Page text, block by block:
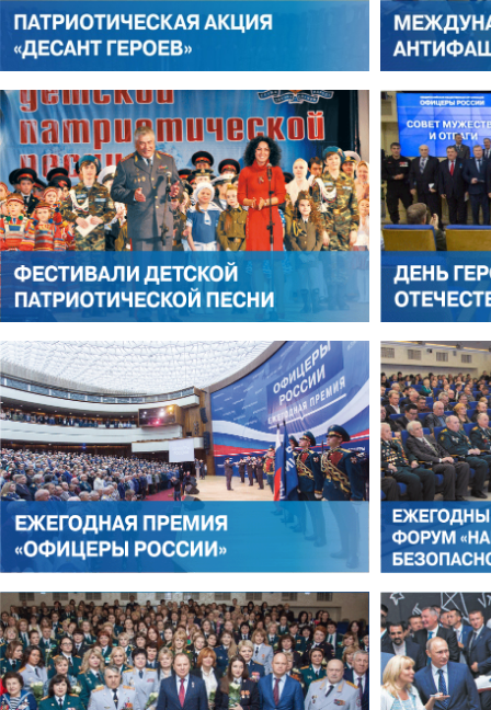
АНТОН ЦВЕТКОВ
АЛЕКСАНДР ЯНЕВСКИЙ
ЛЕОНИД ЯКУБОВИЧ
ВИКТОР ЛИТОВКИН
АЛЕКСЕЙ ФИЛАТОВ
АЛЕКСАНДР